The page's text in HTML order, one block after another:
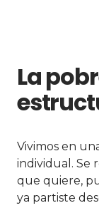
La
Vivimos en
individual. Se
que quiere,
ya partiste